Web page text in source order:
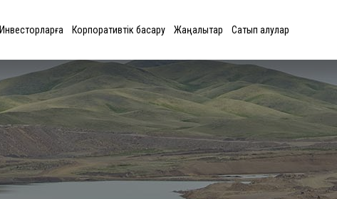
Инвесторларға Корпоративтік басқару Жаңалықтар Сатып алулар